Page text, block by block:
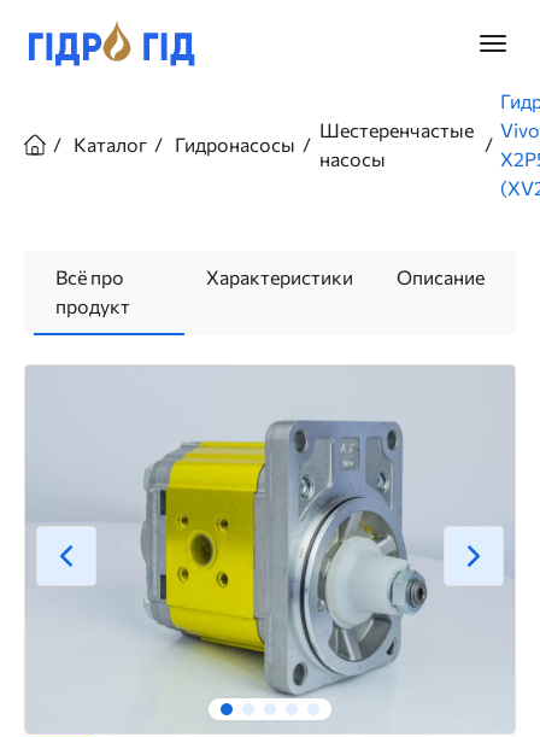
основному
Главное
навигации
Каталог Гидронасосы
Шестеренчастые
насосы
Всё про
продукт
Характеристики Описание